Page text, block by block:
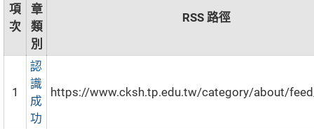
項
次
章
類
別
RSS 路徑
1
認
識
成
功
https://www.cksh.tp.edu.tw/category/about/